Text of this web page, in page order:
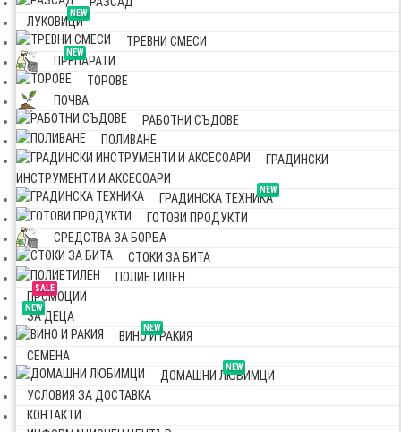
NEW
ЛУКОВИЦИ
ТРЕВНИ СМЕСИ
NEW
ПРЕПАРАТИ
ТОРОВЕ
ПОЧВА
РАБОТНИ СЪДОВЕ
ПОЛИВАНЕ
ГРАДИНСКИ
ИНСТРУМЕНТИ И АКСЕСОАРИ
NEW
ГРАДИНСКА ТЕХНИКА
ГОТОВИ ПРОДУКТИ
СРЕДСТВА ЗА БОРБА
СТОКИ ЗА БИТА
ПОЛИЕТИЛЕН
SALE
ПРОМОЦИИ
NEW
ЗА ДЕЦА
NEW
ВИНО И РАКИЯ
СЕМЕНА
NEW
ДОМАШНИ ЛЮБИМЦИ
УСЛОВИЯ ЗА ДОСТАВКА
КОНТАКТИ